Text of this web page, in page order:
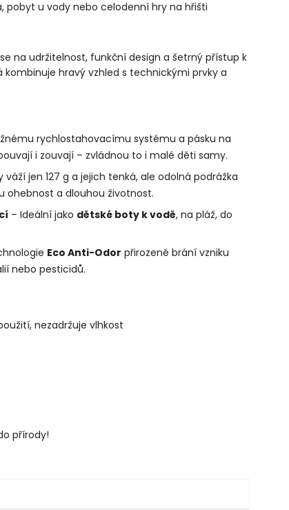
pobyt u vody nebo celodenní hry na hřišti
na udržitelnost, funkční design a šetrný přístup k
kombinuje hravý vzhled s technickými prvky a
rychlostahovacímu systému a pásku na
i zouvají – zvládnou to i malé děti samy.
váží jen 127 g a jejich tenká, ale odolná podrážka
ohebnost a dlouhou životnost.
– Ideální jako dětské boty k vodě, na pláž, do
Eco Anti-Odor přirozeně brání vzniku
nebo pesticidů.
nezadržuje vlhkost
přírody!